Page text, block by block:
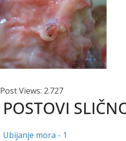
Post Views: 2.727
POSTOVI
Ubijanje mora - 1